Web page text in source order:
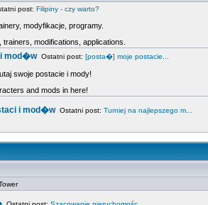
post: Filipiny - czy warto?
modyfikacje, programy.
modifications, applications.
mod�wOstatni post: [posta�] moje postacie...
swoje postacie i mody!
and mods in here!
i mod�wOstatni post: Turniej na najlepszego m...